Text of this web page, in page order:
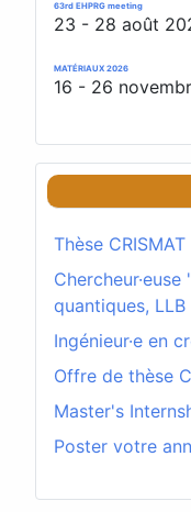
63rd EHPRG meeting
23 - 28 août
MATÉRIAUX 2026
16 - 26
Thèse
quantiques, LLB
Ingénieur·e en
Offre de thèse
Master's
Poster votre